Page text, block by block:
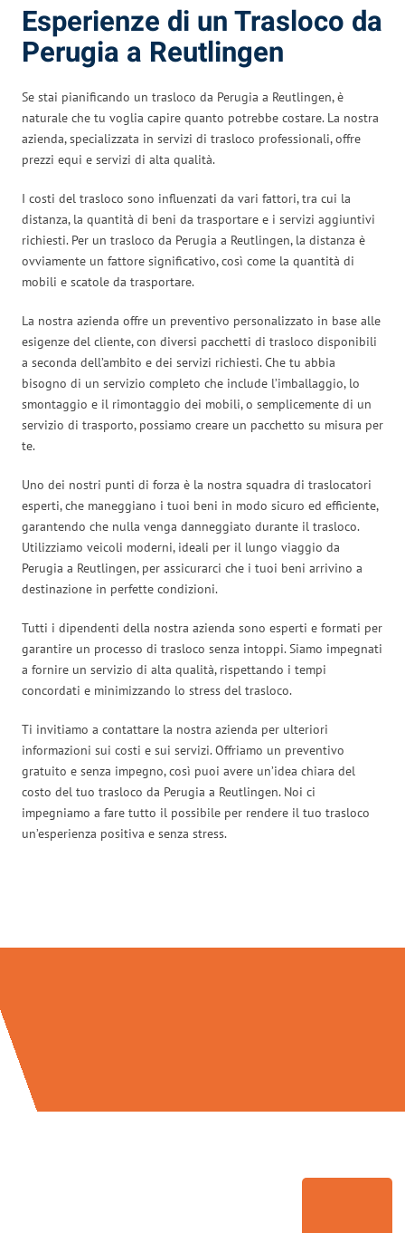
Esperienze di un Trasloco da
Perugia a Reutlingen
Se stai pianificando un trasloco da Perugia a Reutlingen, è
naturale che tu voglia capire quanto potrebbe costare. La nostra
azienda, specializzata in servizi di trasloco professionali, offre
prezzi equi e servizi di alta qualità.
I costi del trasloco sono influenzati da vari fattori, tra cui la
distanza, la quantità di beni da trasportare e i servizi aggiuntivi
richiesti. Per un trasloco da Perugia a Reutlingen, la distanza è
ovviamente un fattore significativo, così come la quantità di
mobili e scatole da trasportare.
La nostra azienda offre un preventivo personalizzato in base alle
esigenze del cliente, con diversi pacchetti di trasloco disponibili
a seconda dell’ambito e dei servizi richiesti. Che tu abbia
bisogno di un servizio completo che include l’imballaggio, lo
smontaggio e il rimontaggio dei mobili, o semplicemente di un
servizio di trasporto, possiamo creare un pacchetto su misura per
te.
Uno dei nostri punti di forza è la nostra squadra di traslocatori
esperti, che maneggiano i tuoi beni in modo sicuro ed efficiente,
garantendo che nulla venga danneggiato durante il trasloco.
Utilizziamo veicoli moderni, ideali per il lungo viaggio da
Perugia a Reutlingen, per assicurarci che i tuoi beni arrivino a
destinazione in perfette condizioni.
Tutti i dipendenti della nostra azienda sono esperti e formati per
garantire un processo di trasloco senza intoppi. Siamo impegnati
a fornire un servizio di alta qualità, rispettando i tempi
concordati e minimizzando lo stress del trasloco.
Ti invitiamo a contattare la nostra azienda per ulteriori
informazioni sui costi e sui servizi. Offriamo un preventivo
gratuito e senza impegno, così puoi avere un’idea chiara del
costo del tuo trasloco da Perugia a Reutlingen. Noi ci
impegniamo a fare tutto il possibile per rendere il tuo trasloco
un’esperienza positiva e senza stress.